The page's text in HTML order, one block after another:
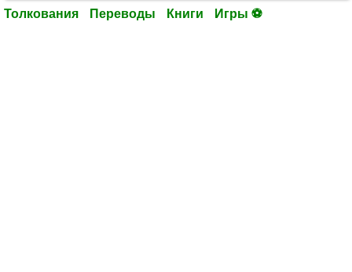
Толкования Переводы Книги Игры ⚽